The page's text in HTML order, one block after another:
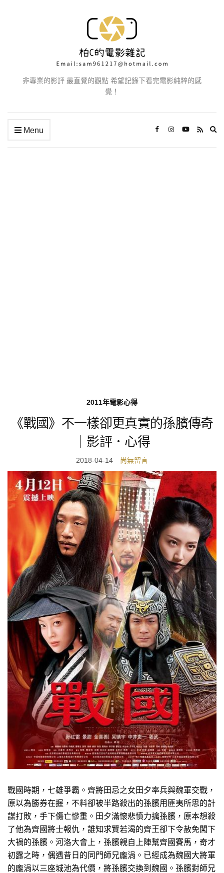
非專業的影評 最直覺的觀點 希望記錄下看完電影純粹的感
覺！
Menu
2011年電影心得
《戰國》不一樣卻更真實的孫臏傳奇
｜影評．心得
2018-04-14 尚無留言
戰國時期，七雄爭霸。齊將田忌之女田夕率兵與魏軍交戰，
原以為勝券在握，不料卻被半路殺出的孫臏用匪夷所思的計
謀打敗，手下傷亡慘重。田夕滿懷悲憤力擒孫臏，原本想殺
了他為齊國將士報仇，誰知求賢若渴的齊王卻下令赦免闖下
大禍的孫臏。河洛大會上，孫臏親自上陣幫齊國賽馬，奇才
初露之時，偶遇昔日的同門師兄龐涓。已經成為魏國大將軍
的龐涓以三座城池為代價，將孫臏交換到魏國。孫臏對師兄